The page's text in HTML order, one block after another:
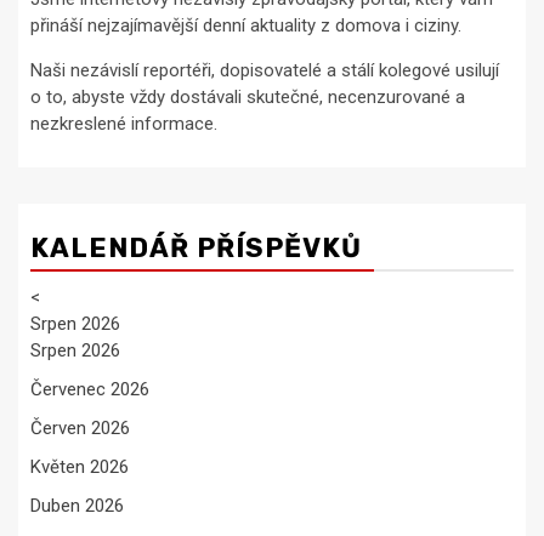
přináší nejzajímavější denní aktuality z domova i ciziny.
Naši nezávislí reportéři, dopisovatelé a stálí kolegové usilují
o to, abyste vždy dostávali skutečné, necenzurované a
nezkreslené informace.
KALENDÁŘ PŘÍSPĚVKŮ
<
Srpen 2026
Srpen 2026
Červenec 2026
Červen 2026
Květen 2026
Duben 2026